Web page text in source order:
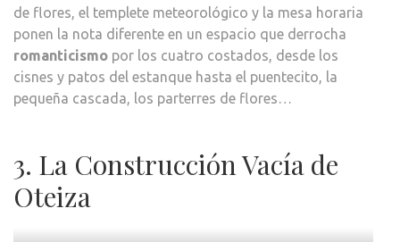
de flores, el templete meteorológico y la mesa horaria
ponen la nota diferente en un espacio que derrocha
romanticismo por los cuatro costados, desde los
cisnes y patos del estanque hasta el puentecito, la
pequeña cascada, los parterres de flores…
3. La Construcción Vacía de
Oteiza